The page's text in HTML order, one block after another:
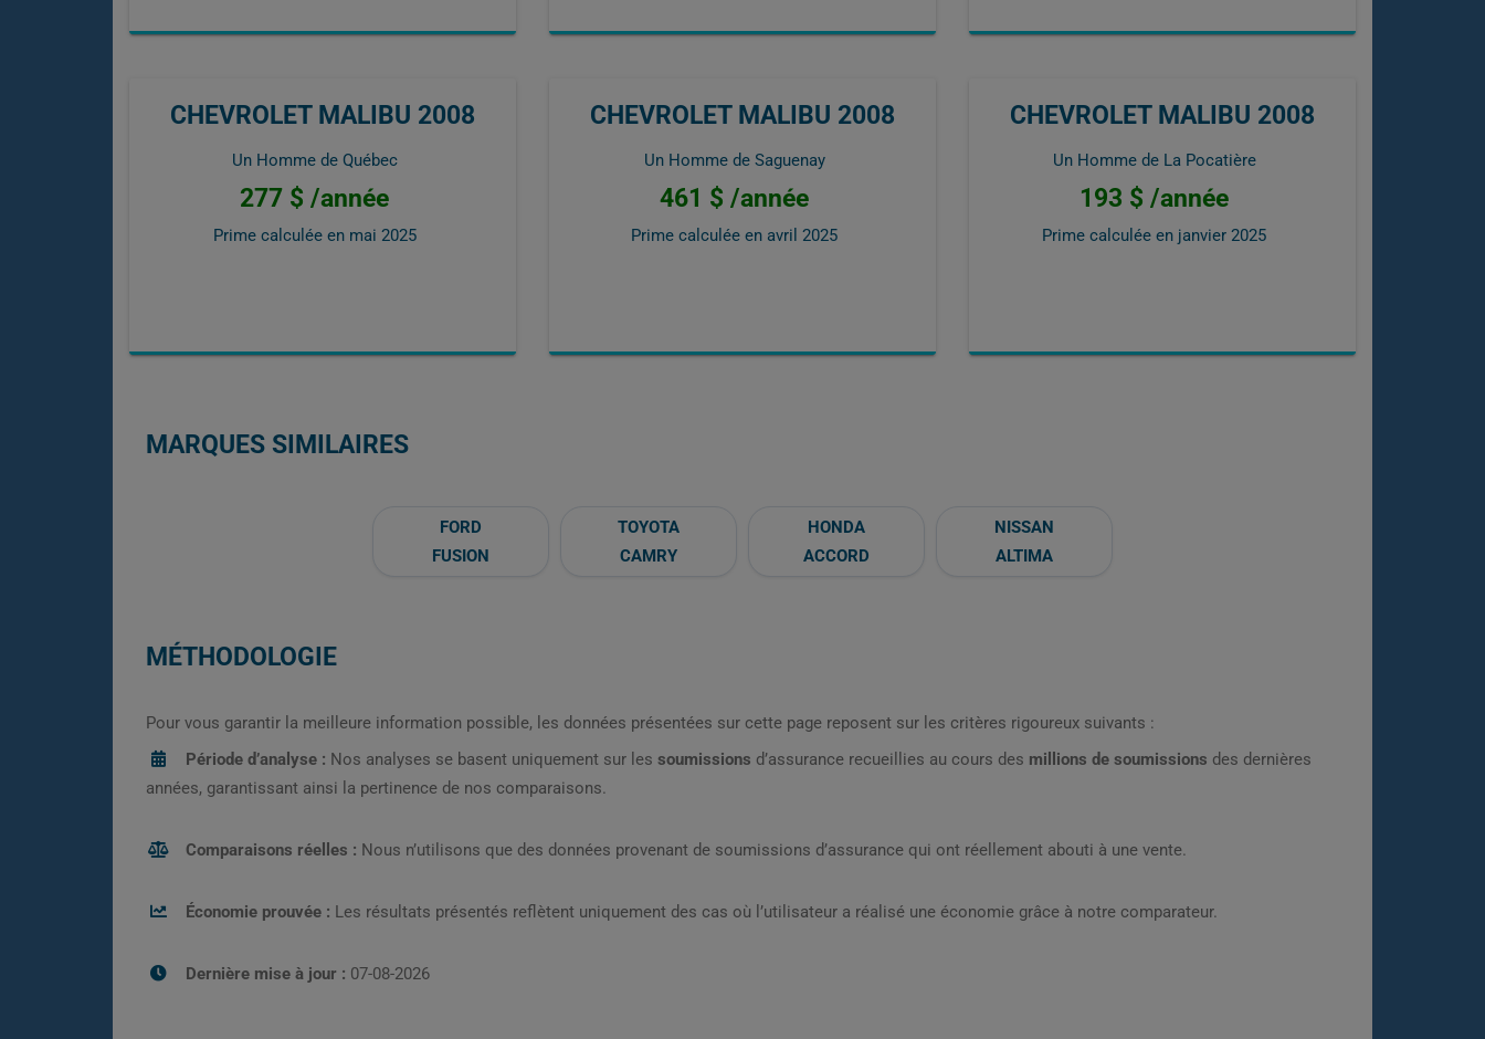
CHEVROLET MALIBU 2008
Un Homme de Québec
277 $ /année
Prime calculée en mai 2025
CHEVROLET MALIBU 2008
Un Homme de Saguenay
461 $ /année
Prime calculée en avril 2025
CHEVROLET MALIBU 2008
Un Homme de La Pocatière
193 $ /année
Prime calculée en janvier 2025
MARQUES SIMILAIRES
FORD
FUSION
TOYOTA
CAMRY
HONDA
ACCORD
NISSAN
ALTIMA
MÉTHODOLOGIE
Pour vous garantir la meilleure information possible, les données présentées sur cette page reposent sur les critères rigoureux suivants :
Période d’analyse : Nos analyses se basent uniquement sur les soumissions d’assurance recueillies au cours des millions de soumissions des dernières
années, garantissant ainsi la pertinence de nos comparaisons.
Comparaisons réelles : Nous n’utilisons que des données provenant de soumissions d’assurance qui ont réellement abouti à une vente.
Économie prouvée : Les résultats présentés reflètent uniquement des cas où l’utilisateur a réalisé une économie grâce à notre comparateur.
Dernière mise à jour : 07-08-2026